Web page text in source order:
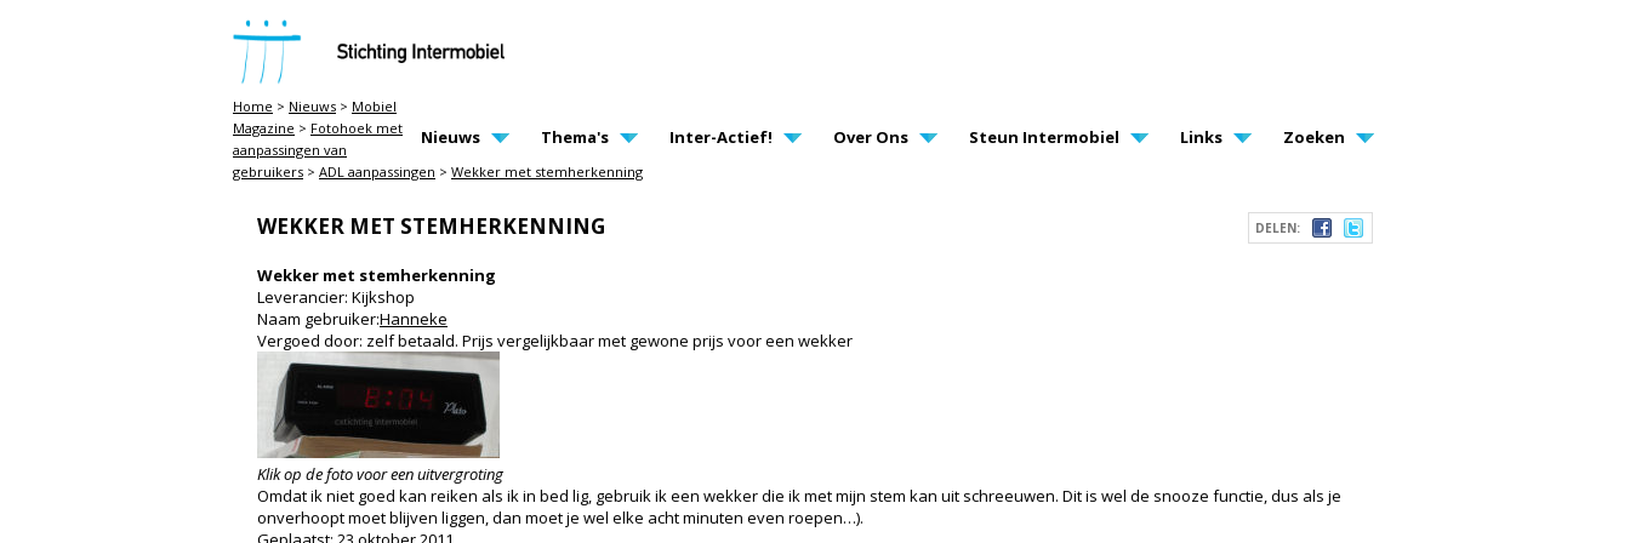
STICHTING INTERMOBIEL
MAIN PAGE NAVIGATION
Nieuws Thema's Inter-Actief! Over Ons Steun Intermobiel Links Zoeken
Home > Nieuws > Mobiel
Magazine > Fotohoek met
aanpassingen van
gebruikers > ADL aanpassingen > Wekker met stemherkenning
DELEN:
WEKKER MET STEMHERKENNING
Wekker met stemherkenning
Leverancier: Kijkshop
Naam gebruiker:Hanneke
Vergoed door: zelf betaald. Prijs vergelijkbaar met gewone prijs voor een wekker
Klik op de foto voor een uitvergroting
Omdat ik niet goed kan reiken als ik in bed lig, gebruik ik een wekker die ik met mijn stem kan uit schreeuwen. Dit is wel de snooze functie, dus als je
onverhoopt moet blijven liggen, dan moet je wel elke acht minuten even roepen…).